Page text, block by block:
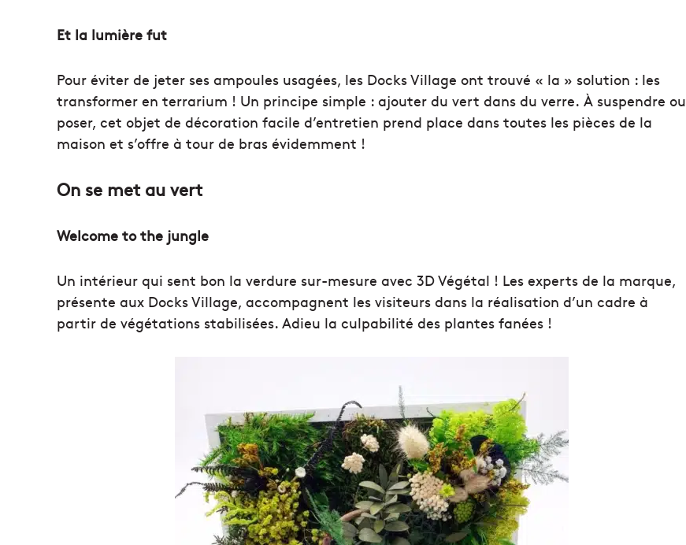
Et la lumière fut
Pour éviter de jeter ses ampoules usagées, les Docks Village ont trouvé « la » solution : les
transformer en terrarium ! Un principe simple : ajouter du vert dans du verre. À suspendre ou
poser, cet objet de décoration facile d’entretien prend place dans toutes les pièces de la
maison et s’offre à tour de bras évidemment !
On se met au vert
Welcome to the jungle
Un intérieur qui sent bon la verdure sur-mesure avec 3D Végétal ! Les experts de la marque,
présente aux Docks Village, accompagnent les visiteurs dans la réalisation d’un cadre à
partir de végétations stabilisées. Adieu la culpabilité des plantes fanées !